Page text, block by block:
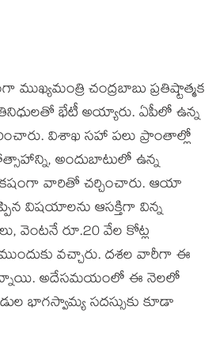
చంద్ర‌బాబు ప్ర‌తిష్టాత్మ‌క
భేటీ అయ్యారు. ఏపీలో ఉన్న
విశాఖ స‌హా ప‌లు ప్రాంతాల్లో
అందుబాటులో ఉన్న
వారితో చ‌ర్చించారు. ఆయా
విషయాల‌ను ఆస‌క్తిగా విన్న
వెంట‌నే రూ.20 వేల కోట్ల
ముందుకు వ‌చ్చారు. ద‌శ‌ల వారీగా ఈ
అదేస‌మ‌యంలో ఈ నెల‌లో
భాగ‌స్వామ్య స‌ద‌స్సుకు కూడా